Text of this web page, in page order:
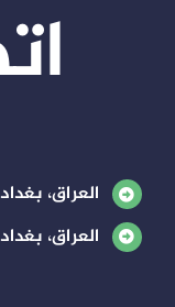
العراق،
العراق،